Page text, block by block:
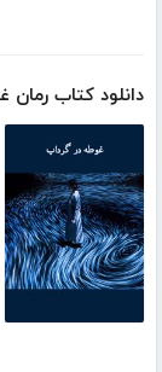
دانلود کتاب رمان